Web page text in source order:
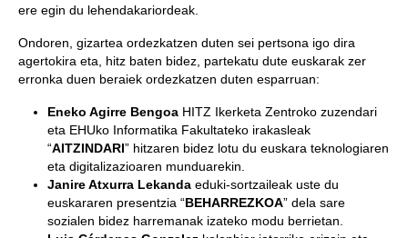
ere egin du lehendakariordeak.
Ondoren, gizartea ordezkatzen duten sei pertsona igo dira
agertokira eta, hitz baten bidez, partekatu dute euskarak zer
erronka duen beraiek ordezkatzen duten esparruan:
Eneko Agirre Bengoa HITZ Ikerketa Zentroko zuzendari
eta EHUko Informatika Fakultateko irakasleak
“AITZINDARI” hitzaren bidez lotu du euskara teknologiaren
eta digitalizazioaren munduarekin.
Janire Atxurra Lekanda eduki-sortzaileak uste du
euskararen presentzia “BEHARREZKOA” dela sare
sozialen bidez harremanak izateko modu berrietan.